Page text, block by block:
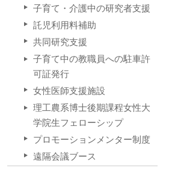
子育て・介護中の研究者支援
託児利用料補助
共同研究支援
子育て中の教職員への駐車許
可証発行
女性医師支援施設
理工農系博士後期課程女性大
学院生フェローシップ
プロモーションメンター制度
遠隔会議ブース